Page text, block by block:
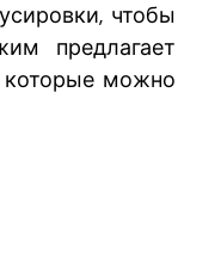
чтобы
предлагает
которые можно